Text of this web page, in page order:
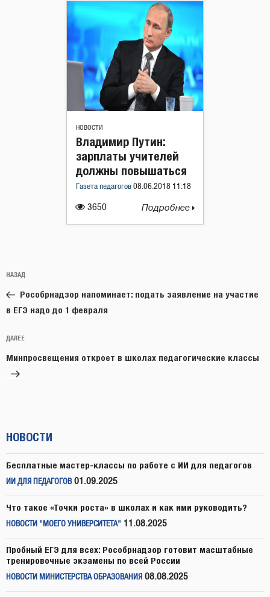
НОВОСТИ
3650
Владимир Путин:
зарплаты учителей
должны повышаться
Газета педагогов 08.06.2018 11:18
Подробнее
по
записям
Предыдущая
запись:
НАЗАД
Рособрнадзор напоминает: подать заявление на участие
в ЕГЭ надо до 1 февраля
Следующая
запись
ДАЛЕЕ
Минпросвещения откроет в школах педагогические классы
НОВОСТИ
Бесплатные мастер-классы по работе с ИИ для педагогов
ИИ ДЛЯ ПЕДАГОГОВ 01.09.2025
Что такое «Точки роста» в школах и как ими руководить?
НОВОСТИ "МОЕГО УНИВЕРСИТЕТА" 11.08.2025
Пробный ЕГЭ для всех: Рособрнадзор готовит масштабные
тренировочные экзамены по всей России
НОВОСТИ МИНИСТЕРСТВА ОБРАЗОВАНИЯ 08.08.2025